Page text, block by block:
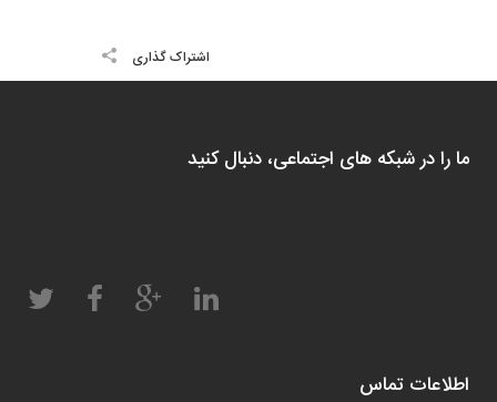
اشتراک گذاری
ما را در شبکه های اجتماعی، دنبال کنید
اطلاعات تماس